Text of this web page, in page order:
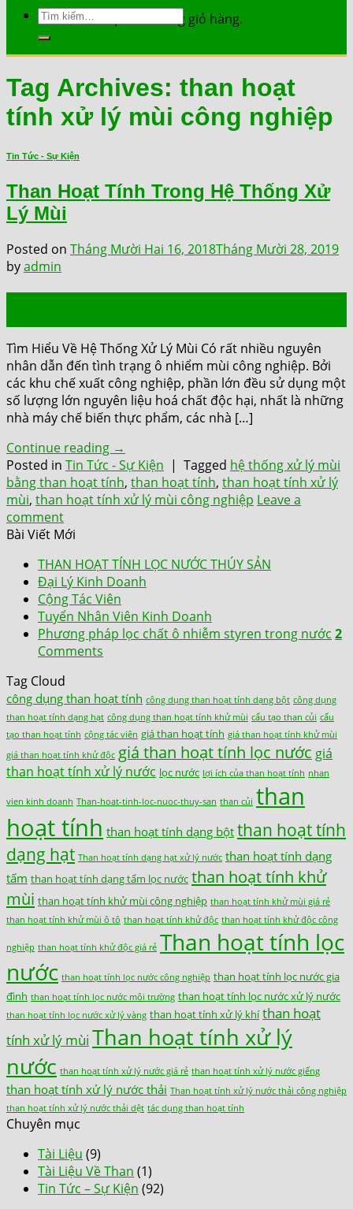
Chưa có sản phẩm trong giỏ hàng.
Tìm
kiếm:
Tag Archives: than hoạt
tính xử lý mùi công nghiệp
Tin Tức - Sự Kiện
Than Hoạt Tính Trong Hệ Thống Xử
Lý Mùi
Posted on Tháng Mười Hai 16, 2018Tháng Mười 28, 2019
byadmin
Tìm Hiểu Về Hệ Thống Xử Lý Mùi Có rất nhiều nguyên
nhân dẫn đến tình trạng ô nhiểm mùi công nghiệp. Bởi
các khu chế xuất công nghiệp, phần lớn đều sử dụng một
số lượng lớn nguyên liệu hoá chất độc hại, nhất là những
nhà máy chế biến thực phẩm, các nhà […]
Continue reading →
Posted in Tin Tức - Sự Kiện | Tagged hệ thống xử lý mùi
bằng than hoạt tính, than hoạt tính, than hoạt tính xử lý
mùi, than hoạt tính xử lý mùi công nghiệp Leave a
comment
Bài Viết Mới
THAN HOẠT TÍNH LỌC NƯỚC THÚY SẢN
Đại Lý Kinh Doanh
Cộng Tác Viên
Tuyển Nhân Viên Kinh Doanh
Phương pháp lọc chất ô nhiễm styren trong nước 2
Comments
Tag Cloud
công dụng than hoạt tính công dụng than hoạt tính dạng bột công dụng
than hoạt tính dạng hạt công dụng than hoạt tính khử mùi cấu tạo than củi cấu
tạo than hoạt tính cộng tác viên giá than hoạt tính giá than hoạt tính khử mùi
giá than hoạt tính khử độc giá than hoạt tính lọc nước giá
than hoạt tính xử lý nước lọc nước lợi ích của than hoạt tính nhan
vien kinh doanh Than-hoat-tinh-loc-nuoc-thuy-san than củi than
hoạt tính than hoạt tính dạng bột than hoạt tính
dạng hạt Than hoạt tính dạng hạt xử lý nước than hoạt tính dạng
tấm than hoạt tính dạng tấm lọc nước than hoạt tính khử
mùi than hoạt tính khử mùi công nghiệp than hoạt tính khử mùi giá rẻ
than hoạt tính khử mùi ô tô than hoạt tính khử độc than hoạt tính khử độc công
nghiệp than hoạt tính khử độc giá rẻ Than hoạt tính lọc
nước than hoạt tính lọc nước công nghiệp than hoạt tính lọc nước gia
đình than hoạt tính lọc nước môi trường than hoạt tính lọc nước xử lý nước
than hoạt tính lọc nước xử lý vàng than hoạt tính xử lý khí than hoạt
tính xử lý mùi Than hoạt tính xử lý
nước than hoạt tính xử lý nước giá rẻ than hoạt tính xử lý nước giếng
than hoạt tính xử lý nước thải Than hoạt tính xử lý nước thải công nghiệp
than hoạt tính xử lý nước thải dệt tác dụng than hoạt tính
Chuyên mục
Tài Liệu (9)
Tài Liệu Về Than (1)
Tin Tức – Sự Kiện (92)